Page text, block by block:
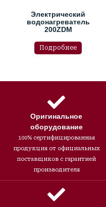
Электрический
водонагреватель
200ZDM
Подробнее
Оригинальное
оборудование
100% сертифицированная
продукция от официальных
поставщиков с гарантией
производителя